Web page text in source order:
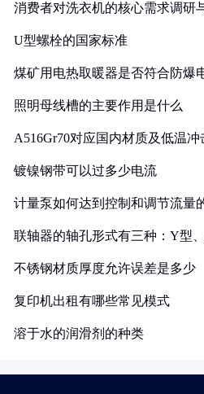
消费者对洗衣机的核心需求调研
U型螺栓的国家标准
煤矿用电热取暖器是否符合防爆
照明母线槽的主要作用是什么
A516Gr70对应国内材质及低温
镀镍钢带可以过多少电流
计量泵如何达到控制和调节流量
联轴器的轴孔形式有三种：Y型
不锈钢材质厚度允许误差是多少
复印机出租有哪些常见模式
溶于水的润滑剂的种类